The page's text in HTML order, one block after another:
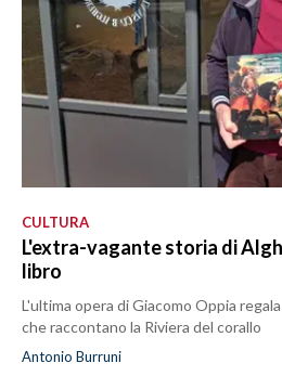
CULTURA
L'extra-vagante storia di
libro
L'ultima opera di Giacomo Oppia
che raccontano la Riviera del corallo
Antonio Burruni